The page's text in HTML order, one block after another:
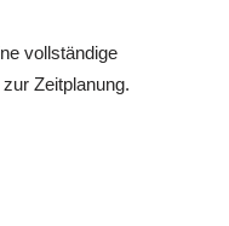
vollständige
Zeitplanung.